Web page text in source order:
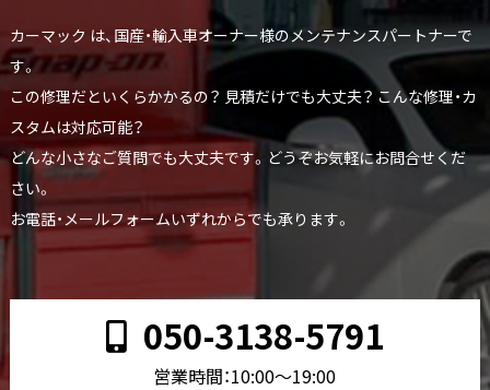
カーマック は、国産・輸入車オーナー様のメンテナンスパートナーで
す。
この修理だといくらかかるの？ 見積だけでも大丈夫？ こんな修理・カ
スタムは対応可能？
どんな小さなご質問でも大丈夫です。どうぞお気軽にお問合せくだ
さい。
お電話・メールフォームいずれからでも承ります。
050-3138-5791
営業時間：10:00〜19:00